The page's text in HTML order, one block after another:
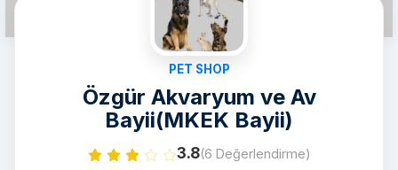
PET SHOP
Özgür Akvaryum ve Av
Bayii(MKEK Bayii)
3.8(6 Değerlendirme)